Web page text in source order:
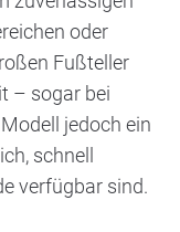
oder
Fußteller
– sogar bei
jedoch ein
schnell
verfügbar sind.